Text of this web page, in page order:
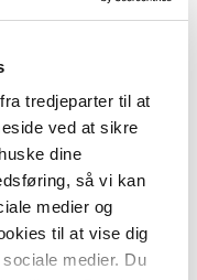
tredjeparter til at
ved at sikre
dine
så vi kan
medier og
til at vise dig
medier. Du